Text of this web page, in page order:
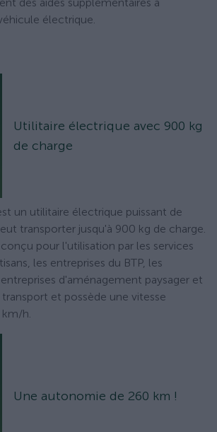
électrique.
Utilitaire électrique avec 900 kg
de charge
un utilitaire électrique puissant de
transporter jusqu'à 900 kg de charge.
pour l'utilisation par les services
les entreprises du BTP, les
d'aménagement paysager et
et possède une vitesse
h.
Une autonomie de 260 km !